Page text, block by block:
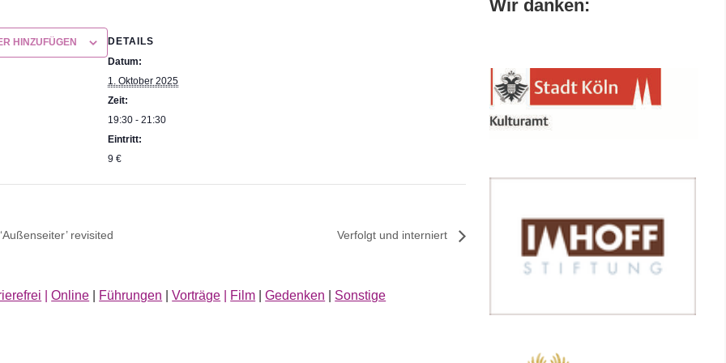
HINZUFÜGEN
DETAILS
Datum:
1. Oktober 2025
Zeit:
19:30 - 21:30
Eintritt:
9 €
revisited Verfolgt und interniert
|Online Führungen |Vorträge Film |Gedenken Sonstige
Wir danken: